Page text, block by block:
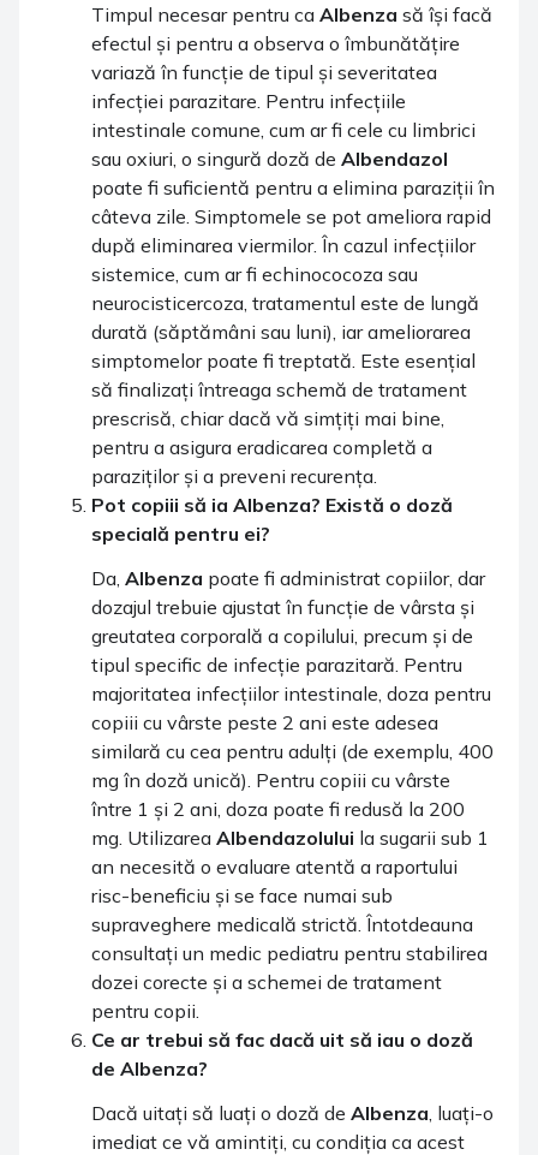
Timpul necesar pentru ca Albenza să își facă
efectul și pentru a observa o îmbunătățire
variază în funcție de tipul și severitatea
infecției parazitare. Pentru infecțiile
intestinale comune, cum ar fi cele cu limbrici
sau oxiuri, o singură doză de Albendazol
poate fi suficientă pentru a elimina paraziții în
câteva zile. Simptomele se pot ameliora rapid
după eliminarea viermilor. În cazul infecțiilor
sistemice, cum ar fi echinococoza sau
neurocisticercoza, tratamentul este de lungă
durată (săptămâni sau luni), iar ameliorarea
simptomelor poate fi treptată. Este esențial
să finalizați întreaga schemă de tratament
prescrisă, chiar dacă vă simțiți mai bine,
pentru a asigura eradicarea completă a
paraziților și a preveni recurența.
Pot copiii să ia Albenza? Există o doză
specială pentru ei?
Da, Albenza poate fi administrat copiilor, dar
dozajul trebuie ajustat în funcție de vârsta și
greutatea corporală a copilului, precum și de
tipul specific de infecție parazitară. Pentru
majoritatea infecțiilor intestinale, doza pentru
copiii cu vârste peste 2 ani este adesea
similară cu cea pentru adulți (de exemplu, 400
mg în doză unică). Pentru copiii cu vârste
între 1 și 2 ani, doza poate fi redusă la 200
mg. Utilizarea Albendazolului la sugarii sub 1
an necesită o evaluare atentă a raportului
risc-beneficiu și se face numai sub
supraveghere medicală strictă. Întotdeauna
consultați un medic pediatru pentru stabilirea
dozei corecte și a schemei de tratament
pentru copii.
Ce ar trebui să fac dacă uit să iau o doză
de Albenza?
Dacă uitați să luați o doză de Albenza , luați-o
imediat ce vă amintiți, cu condiția ca acest